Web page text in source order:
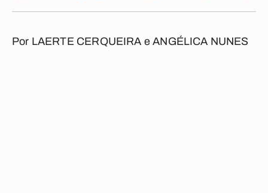
Por LAERTE CERQUEIRA e ANGÉLICA NUNES